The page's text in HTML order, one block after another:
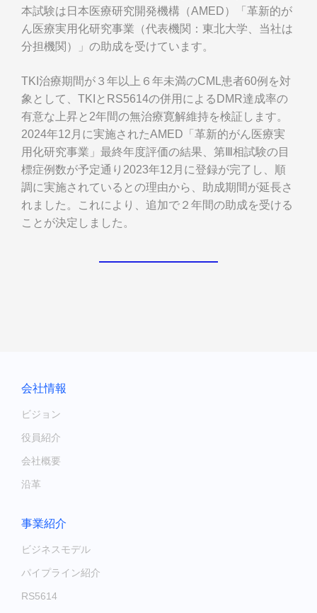
本試験は日本医療研究開発機構（AMED）「革新的が
ん医療実用化研究事業（代表機関：東北大学、当社は
分担機関）」の助成を受けています。
TKI治療期間が３年以上６年未満のCML患者60例を対
象として、TKIとRS5614の併用によるDMR達成率の
有意な上昇と2年間の無治療寛解維持を検証します。
2024年12月に実施されたAMED「革新的がん医療実
用化研究事業」最終年度評価の結果、第Ⅲ相試験の目
標症例数が予定通り2023年12月に登録が完了し、順
調に実施されているとの理由から、助成期間が延長さ
れました。これにより、追加で２年間の助成を受ける
ことが決定しました。
会社情報
ビジョン
役員紹介
会社概要
沿革
事業紹介
ビジネスモデル
パイプライン紹介
RS5614